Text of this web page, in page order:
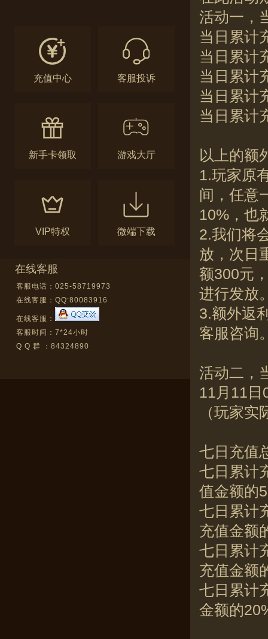
充值中心 客服投诉
新手卡领取 游戏大厅
VIP特权 微端下载
在线客服
客服电话：025-58719973
在线客服： QQ:80083916
在线客服：
客服时间：7*24小时
Q Q 群 ：84324890
活动一，
当日累计
当日累计
当日累计
当日累计
当日累计
以上的额
1.玩家原
间，任意
10%，也
2.我们将
放，次日
额300元
进行发放
3.额外返
客服咨询
活动二，
11月11日
（玩家
七日充值
七日累计
值金额的
七日累计
充值金额
七日累计
充值金额
七日累
金额的